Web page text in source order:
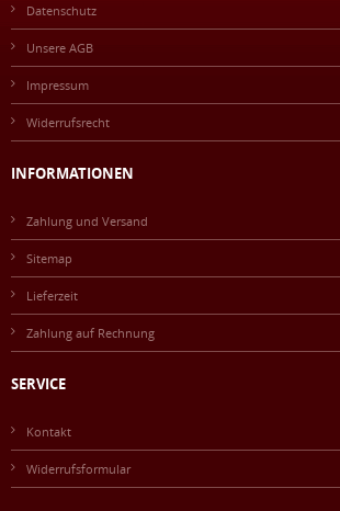
Datenschutz
Unsere AGB
Impressum
Widerrufsrecht
INFORMATIONEN
Zahlung und Versand
Sitemap
Lieferzeit
Zahlung auf Rechnung
SERVICE
Kontakt
Widerrufsformular